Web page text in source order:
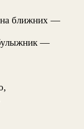
на ближних —
—